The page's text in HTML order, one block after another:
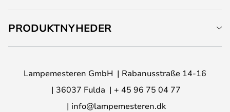
PRODUKTNYHEDER
Lampemesteren GmbH
Rabanusstraße 14-16
36037 Fulda
+ 45 96 75 04 77
info@lampemesteren.dk